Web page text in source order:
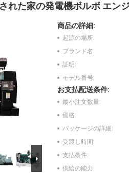
れた家の発電機ボルボ エン
商品の詳細:
起源の場所:
ブランド名:
証明:
モデル番号:
お支払配送条件:
最小注文数量:
価格:
パッケージの詳細:
受渡し時間:
支払条件:
供給の能力: